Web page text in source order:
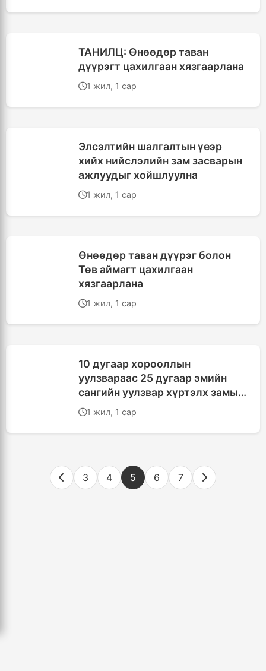
ТАНИЛЦ: Өнөөдөр таван
дүүрэгт цахилгаан хязгаарлана
1 жил, 1 сар
Элсэлтийн шалгалтын үеэр
хийх нийслэлийн зам засварын
ажлуудыг хойшлуулна
1 жил, 1 сар
Өнөөдөр таван дүүрэг болон
Төв аймагт цахилгаан
хязгаарлана
1 жил, 1 сар
10 дугаар хорооллын
уулзвараас 25 дугаар эмийн
сангийн уулзвар хүртэлх замыг
хааж, шинэчилнэ
1 жил, 1 сар
3 4 5 6 7